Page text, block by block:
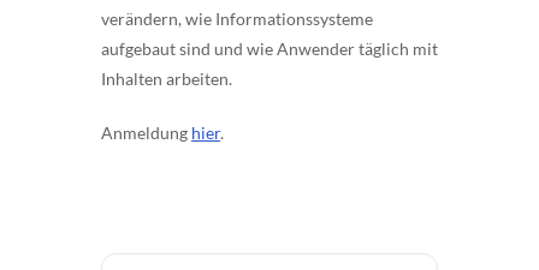
verändern, wie Informationssysteme
aufgebaut sind und wie Anwender täglich mit
Inhalten arbeiten.
Anmeldung hier.